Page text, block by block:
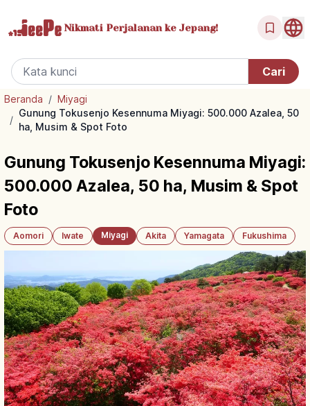
Nikmati Perjalanan ke Jepang!
Beranda / Miyagi
/
Gunung Tokusenjo Kesennuma Miyagi: 500.000 Azalea, 50
ha, Musim & Spot Foto
Gunung Tokusenjo Kesennuma Miyagi:
500.000 Azalea, 50 ha, Musim & Spot
Foto
Aomori Iwate Miyagi Akita Yamagata Fukushima